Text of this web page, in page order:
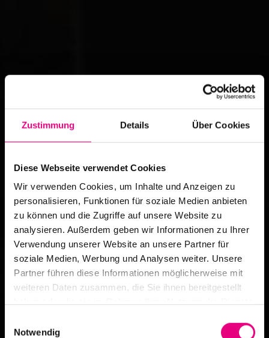
Zustimmung Details Über Cookies
Diese Webseite verwendet Cookies
Wir verwenden Cookies, um Inhalte und Anzeigen zu
personalisieren, Funktionen für soziale Medien anbieten
zu können und die Zugriffe auf unsere Website zu
analysieren. Außerdem geben wir Informationen zu Ihrer
Verwendung unserer Website an unsere Partner für
soziale Medien, Werbung und Analysen weiter. Unsere
Partner führen diese Informationen möglicherweise mit
weiteren Daten zusammen, die Sie ihnen bereitgestellt
Notwendig
Team